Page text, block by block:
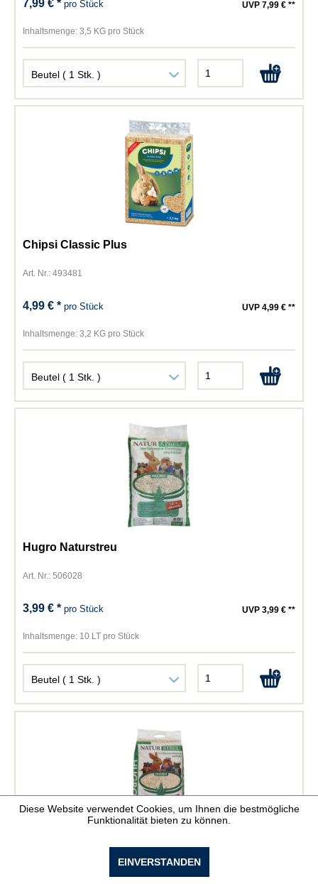
7,99 € *pro Stück UVP 7,99 € **
Inhaltsmenge: 3,5 KG pro Stück
Chipsi Classic Plus
Art. Nr.: 493481
4,99 € *pro Stück UVP 4,99 € **
Inhaltsmenge: 3,2 KG pro Stück
Hugro Naturstreu
Art. Nr.: 506028
3,99 € *pro Stück UVP 3,99 € **
Inhaltsmenge: 10 LT pro Stück
Hugro Naturstreu
Diese Website verwendet Cookies, um Ihnen die bestmögliche
Funktionalität bieten zu können.
EINVERSTANDEN